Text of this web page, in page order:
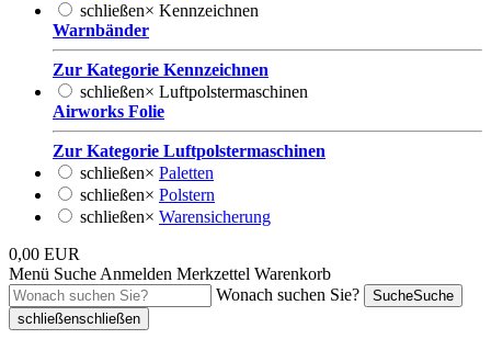
schließen× Kennzeichnen
Warnbänder
Zur Kategorie Kennzeichnen
schließen× Luftpolstermaschinen
Airworks Folie
Zur Kategorie Luftpolstermaschinen
schließen× Paletten
schließen× Polstern
schließen× Warensicherung
0,00 EUR
Menü Suche Anmelden Merkzettel Warenkorb
Wonach suchen Sie?
SucheSuche
schließenschließen